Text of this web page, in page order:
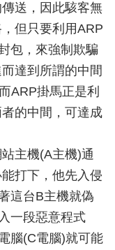
送，因此駭客無
但只要利用ARP
包，來強制欺騙
達到所謂的中間
ARP掛馬正是利
的中間，可達成
主機(A主機)通
打下，他先入侵
這台B主機就偽
一段惡意程式
腦(C電腦)就可能